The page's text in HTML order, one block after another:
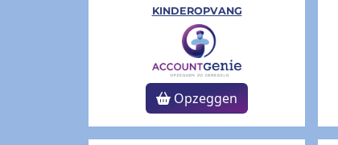
KINDEROPVANG
Opzeggen